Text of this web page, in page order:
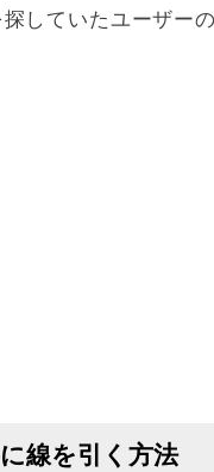
していたユーザー
線を引く方法